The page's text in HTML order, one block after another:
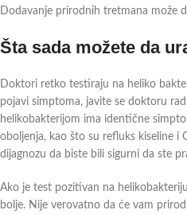
Dodavanje prirodnih tretmana može
Šta sada možete da
Doktori retko testiraju na heliko
pojavi simptoma, javite se doktoru
helikobakterijom ima identične
oboljenja, kao što su refluks kiseline i
dijagnozu da biste bili sigurni da ste
Ako je test pozitivan na
bolje. Nije verovatno da će vam